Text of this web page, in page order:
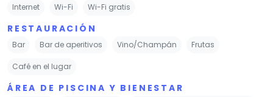
Internet Wi-Fi Wi-Fi gratis
RESTAURACIÓN
Bar Bar de aperitivos Vino/Champán Frutas
Café en el lugar
ÁREA DE PISCINA Y BIENESTAR